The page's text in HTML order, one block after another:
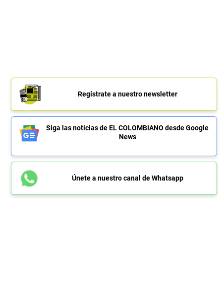
Regístrate a nuestro newsletter
Siga las noticias de EL COLOMBIANO desde Google
News
Únete a nuestro canal de Whatsapp